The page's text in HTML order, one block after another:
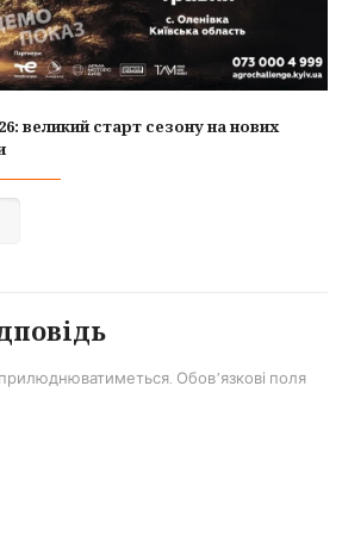
великий старт сезону на нових
Обов’язкові поля